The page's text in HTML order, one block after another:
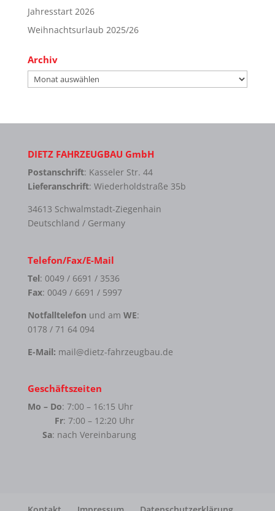
Jahresstart 2026
Weihnachtsurlaub 2025/26
Archiv
Archiv
DIETZ FAHRZEUGBAU GmbH
Postanschrift: Kasseler Str. 44
Lieferanschrift: Wiederholdstraße 35b
34613 Schwalmstadt-Ziegenhain
Deutschland / Germany
Telefon/Fax/E-Mail
Tel: 0049 / 6691 / 3536
Fax: 0049 / 6691 / 5997
Notfalltelefon und am WE:
0178 / 71 64 094
E-Mail: mail@dietz-fahrzeugbau.de
Geschäftszeiten
Mo – Do: 7:00 – 16:15 Uhr
Fr: 7:00 – 12:20 Uhr
Sa: nach Vereinbarung